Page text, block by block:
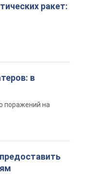
ракет:
в
поражений на